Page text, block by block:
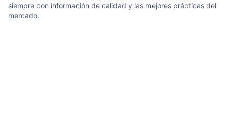
siempre con información de calidad y las mejores prácticas del
mercado.